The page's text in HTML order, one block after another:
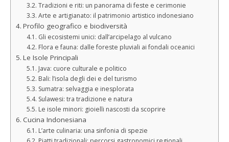
Tradizioni e riti: un panorama di feste e cerimonie
Arte e artigianato: il patrimonio artistico indonesiano
Profilo geografico e biodiversità
Gli ecosistemi unici: dall’arcipelago al vulcano
Flora e fauna: dalle foreste pluviali ai fondali oceanici
Le Isole Principali
Java: cuore culturale e politico
Bali: l’isola degli dei e del turismo
Sumatra: selvaggia e inesplorata
Sulawesi: tra tradizione e natura
Le isole minori: gioielli nascosti da scoprire
Cucina Indonesiana
L’arte culinaria: una sinfonia di spezie